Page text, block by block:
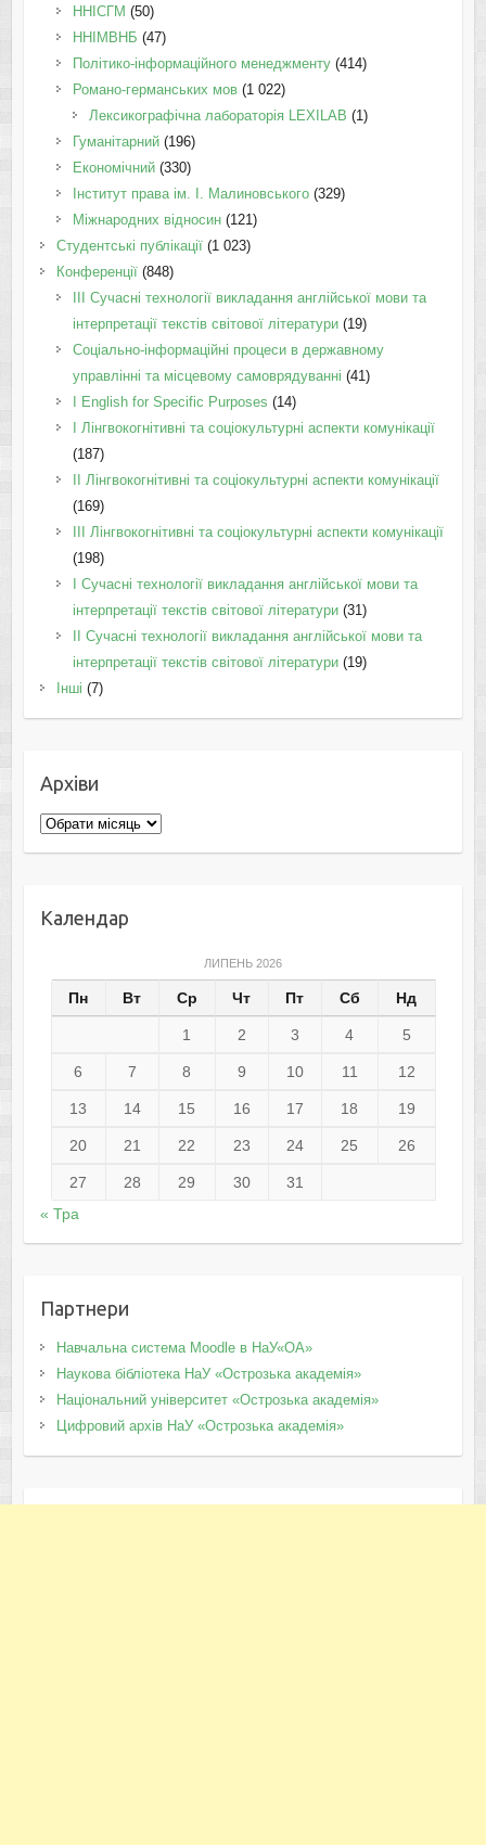
ННІСГМ (50)
ННІМВНБ (47)
Політико-інформаційного менеджменту(414)
Романо-германських мов(1 022)
Лексикографічна лабораторія LEXILAB (1)
Гуманітарний(196)
Економічний(330)
Інститут права ім. І. Малиновського(329)
Міжнародних відносин(121)
Студентські публікації(1 023)
Конференції(848)
III Сучасні технології викладання англійської мови та
інтерпретації текстів світової літератури(19)
Соціально-інформаційні процеси в державному
управлінні та місцевому самоврядуванні (41)
І English for Specific Purposes (14)
I Лінгвокогнітивні та соціокультурні аспекти комунікації
(187)
IІ Лінгвокогнітивні та соціокультурні аспекти комунікації
(169)
IІI Лінгвокогнітивні та соціокультурні аспекти комунікації
(198)
I Cучасні технології викладання англійської мови та
інтерпретації текстів світової літератури(31)
II Cучасні технології викладання англійської мови та
інтерпретації текстів світової літератури(19)
Інші (7)
Архіви
Архіви
Календар
ЛИПЕНЬ 2026
Пн Вт Ср Чт Пт Сб Нд
1 2 3 4 5
6 7 8 9 10 11 12
13 14 15 16 17 18 19
20 21 22 23 24 25 26
27 28 29 30
31
« Тра
Партнери
Навчальна система Moodle в НаУ«ОА»
Наукова бібліотека НаУ «Острозька академія»
Національний університет «Острозька академія»
Цифровий архів НаУ «Острозька академія»